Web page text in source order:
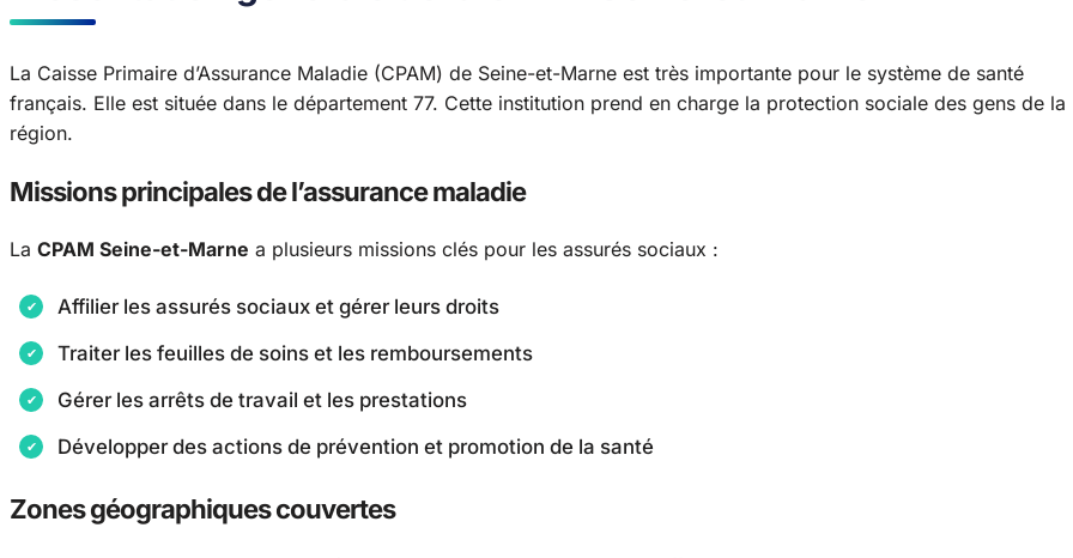
La Caisse Primaire d’Assurance Maladie (CPAM) de Seine-et-Marne est très importante pour le système de santé
français. Elle est située dans le département 77. Cette institution prend en charge la protection sociale des gens de la
région.
Missions principales de l’assurance maladie
La CPAM Seine-et-Marne a plusieurs missions clés pour les assurés sociaux :
Affilier les assurés sociaux et gérer leurs droits
Traiter les feuilles de soins et les remboursements
Gérer les arrêts de travail et les prestations
Développer des actions de prévention et promotion de la santé
Zones géographiques couvertes